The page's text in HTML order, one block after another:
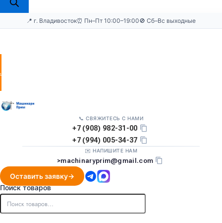
📍 г. Владивосток⏰ Пн–Пт 10:00–19:00🚫 Сб–Вс выходные
заявку
📞 СВЯЖИТЕСЬ С НАМИ
+7 (908) 982-31-00
+7 (994) 005-34-37
✉️ НАПИШИТЕ НАМ
>machinaryprim@gmail.com
Оставить заявку
Поиск товаров